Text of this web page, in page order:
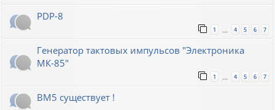
PDP-8
1 4 5 6 7
Генератор тактовых импульсов "Электроника
МК-85"
1 4 5 6 7
ВМ5 существует !